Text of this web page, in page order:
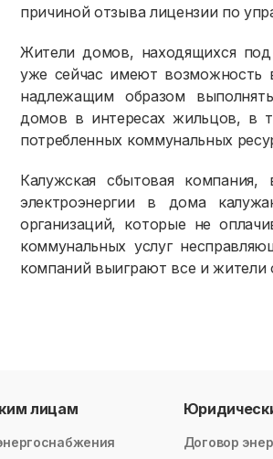
причиной отзыва лицензии по
Жители домов, находящихся под
уже сейчас имеют возможность
надлежащим образом
домов в интересах жильцов, в
потребленных коммунальных
Калужская сбытовая
электроэнергии в дома
организаций, которые не
коммунальных услуг
компаний выиграют все и жители
лицам
Договор